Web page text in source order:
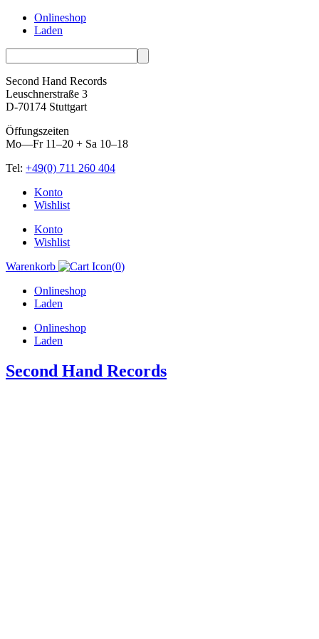
Onlineshop
Laden
Second Hand Records
Leuschnerstraße 3
D-70174 Stuttgart
Öffungszeiten
Mo—Fr 11–20 + Sa 10–18
Tel: +49(0) 711 260 404
Skip
Konto
Wishlist
Konto
Wishlist
Warenkorb
(0)
Onlineshop
Laden
Onlineshop
Laden
Second Hand Records